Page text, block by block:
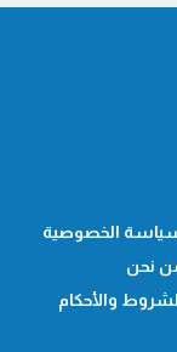
الخصوصية
نحن
والأحكام